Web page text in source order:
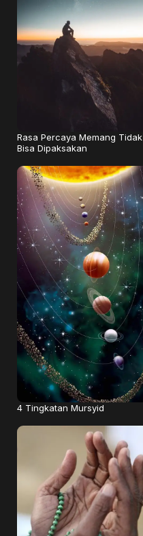
Rasa Percaya Memang Tidak
Bisa Dipaksakan
4 Tingkatan Mursyid